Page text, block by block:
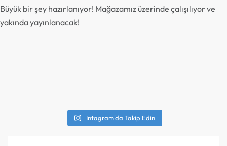
Büyük bir şey hazırlanıyor! Mağazamız üzerinde çalışılıyor ve
yakında yayınlanacak!
Intagram'da Takip Edin